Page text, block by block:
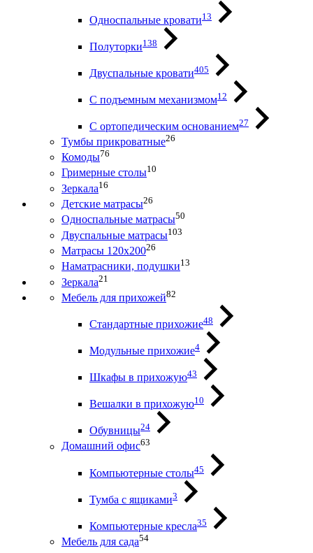
Односпальные кровати13
Полуторки138
Двуспальные кровати405
С подъемным механизмом12
С ортопедическим основанием27
Тумбы прикроватные26
Комоды76
Гримерные столы10
Зеркала16
Детские матрасы26
Односпальные матрасы50
Двуспальные матрасы103
Матрасы 120х20026
Наматрасники, подушки13
Зеркала21
Мебель для прихожей82
Стандартные прихожие48
Модульные прихожие4
Шкафы в прихожую43
Вешалки в прихожую10
Обувницы24
Домашний офис63
Компьютерные столы45
Тумба с ящиками3
Компьютерные кресла35
Мебель для сада54